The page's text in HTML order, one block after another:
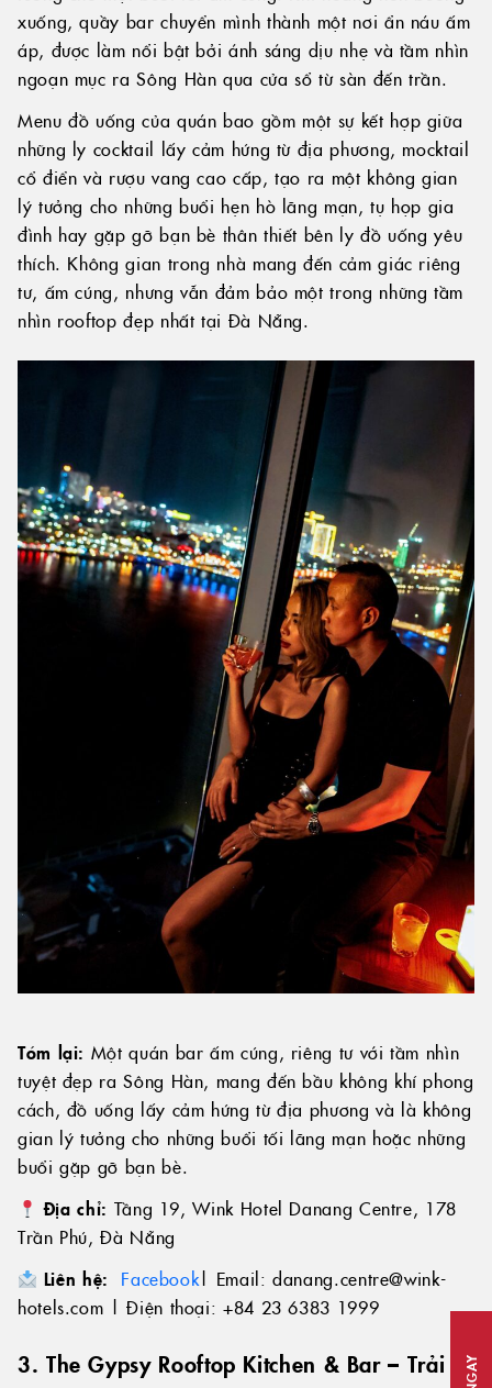
xuống, quầy bar chuyển mình thành một nơi ẩn náu ấm
áp, được làm nổi bật bởi ánh sáng dịu nhẹ và tầm nhìn
ngoạn mục ra Sông Hàn qua cửa sổ từ sàn đến trần.
Menu đồ uống của quán bao gồm một sự kết hợp giữa
những ly cocktail lấy cảm hứng từ địa phương, mocktail
cổ điển và rượu vang cao cấp, tạo ra một không gian
lý tưởng cho những buổi hẹn hò lãng mạn, tụ họp gia
đình hay gặp gỡ bạn bè thân thiết bên ly đồ uống yêu
thích. Không gian trong nhà mang đến cảm giác riêng
tư, ấm cúng, nhưng vẫn đảm bảo một trong những tầm
nhìn rooftop đẹp nhất tại Đà Nẵng.
Tóm lại: Một quán bar ấm cúng, riêng tư với tầm nhìn
tuyệt đẹp ra Sông Hàn, mang đến bầu không khí phong
cách, đồ uống lấy cảm hứng từ địa phương và là không
gian lý tưởng cho những buổi tối lãng mạn hoặc những
buổi gặp gỡ bạn bè.
Địa chỉ: Tầng 19, Wink Hotel Danang Centre, 178
Trần Phú, Đà Nẵng
Liên hệ:
Facebook| Email:danang.centre@wink-
hotels.com | Điện thoại: +84 23 6383 1999
3. The Gypsy Rooftop Kitchen & Bar – Trải